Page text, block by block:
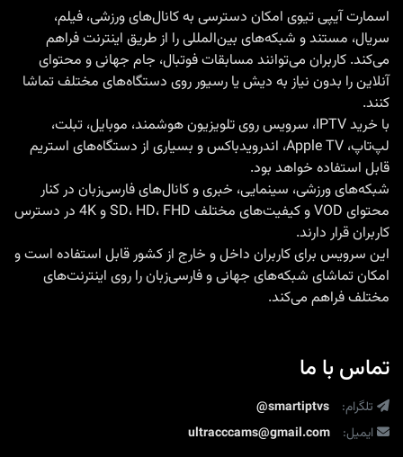
|
تجربه
تماشای
بدون
محدودیت
اسمارت آیپی تیوی امکان دسترسی به کانال‌های ورزشی، فیلم،
سریال، مستند و شبکه‌های بین‌المللی را از طریق اینترنت فراهم
می‌کند. کاربران می‌توانند مسابقات فوتبال، جام جهانی و محتوای
آنلاین را بدون نیاز به دیش یا رسیور روی دستگاه‌های مختلف تماشا
کنند.
با خرید IPTV
، سرویس روی تلویزیون هوشمند، موبایل، تبلت،
لپ‌تاپ، Apple TV، اندرویدباکس و بسیاری از دستگاه‌های استریم
قابل استفاده خواهد بود.
شبکه‌های ورزشی، سینمایی، خبری و کانال‌های فارسی‌زبان در کنار
محتوای VOD و کیفیت‌های مختلف SD، HD، FHD و 4K در دسترس
کاربران قرار دارند.
این سرویس برای کاربران داخل و خارج از کشور قابل استفاده است و
امکان تماشای شبکه‌های جهانی و فارسی‌زبان را روی اینترنت‌های
مختلف فراهم می‌کند.
تماس با ما
تلگرام:
@smartiptvs
ایمیل:
ultracccams@gmail.com